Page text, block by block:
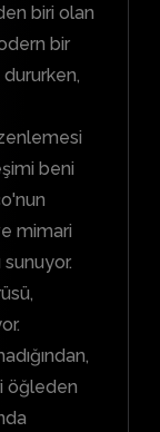
biri olan
bir
beni
mimari
sunuyor.
öğleden